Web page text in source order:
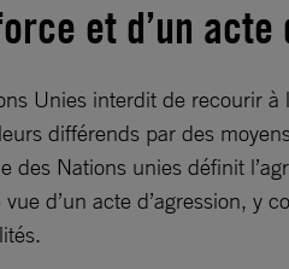
et d’un acte
Unies interdit de recourir
différends par des
Nations unies définit
d’un acte d’agression, y